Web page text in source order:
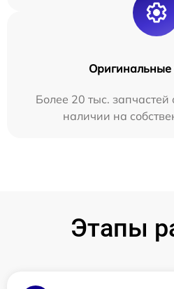
Оригинальные
Более 20 тыс. запчастей
наличии на
Этапы